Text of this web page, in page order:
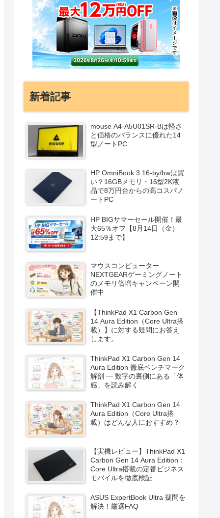
新着記事
mouse A4-A5U01SR-Bは軽さ
と価格のバランスに優れた14
型ノートPC
HP OmniBook 3 16-by/bwは買
い？16GBメモリ・16型2K液
晶で8万円台からの高コスパノ
ートPC
HP BIGサマーセール開催！最
大65％オフ【8月14日（金）
12:59まで】
マウスコンピューター
NEXTGEARゲーミングノート
のメモリ倍増キャンペーン開
催中
【ThinkPad X1 Carbon Gen
14 Aura Edition（Core Ultra搭
載）】に対する疑問にお答え
します。
ThinkPad X1 Carbon Gen 14
Aura Edition 徹底ベンチマーク
解剖 ― 数字の裏側にある「体
感」を読み解く
ThinkPad X1 Carbon Gen 14
Aura Edition（Core Ultra搭
載）はどんな人におすすめ？
【実機レビュー】ThinkPad X1
Carbon Gen 14 Aura Edition：
Core Ultra搭載の定番ビジネス
モバイルを徹底検証
ASUS ExpertBook Ultra 疑問を
解決！厳選FAQ